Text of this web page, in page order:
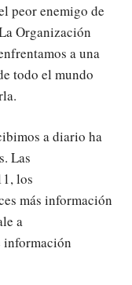
peor enemigo de
Organización
a una
todo el mundo
a diario ha
Las
los
más información
a
información